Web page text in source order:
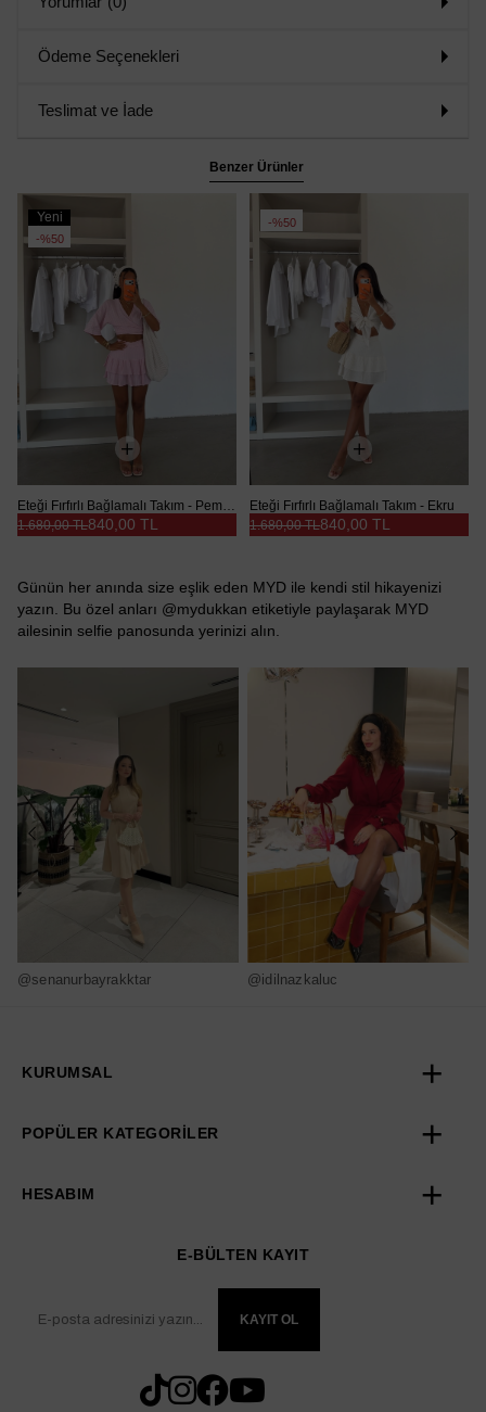
Ödeme Seçenekleri
Teslimat ve İade
Benzer Ürünler
Yeni
Ürün
%50
Eteği Fırfırlı Bağlamalı Takım - Pembe
840,00 TL
1.680,00 TL
%50
Eteği Fırfırlı Bağlamalı Takım - Ekru
840,00 TL
1.680,00 TL
Günün her anında size eşlik eden MYD ile kendi stil hikayenizi
yazın. Bu özel anları @mydukkan etiketiyle paylaşarak MYD
ailesinin selfie panosunda yerinizi alın.
@senanurbayrakktar @idilnazkaluc
KURUMSAL
POPÜLER KATEGORİLER
HESABIM
E-BÜLTEN KAYIT
KAYIT OL